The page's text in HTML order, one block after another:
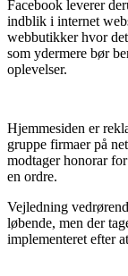
Facebook leverer
indblik i internet
webbutikker hvor
som ydermere bør
oplevelser.
Hjemmesiden er
gruppe firmaer på
modtager honorar
en ordre.
Vejledning
løbende, men der
implementeret efter